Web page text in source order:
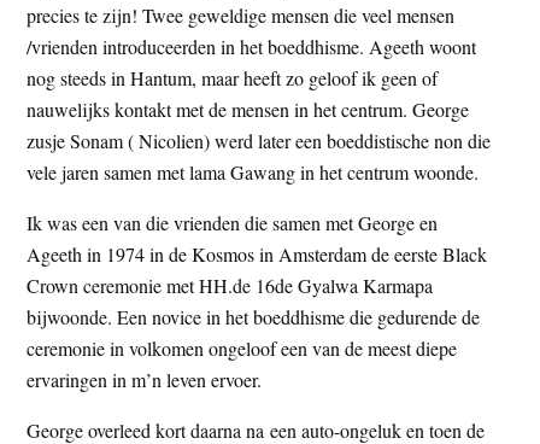
precies te zijn! Twee geweldige mensen die veel mensen
/vrienden introduceerden in het boeddhisme. Ageeth woont
nog steeds in Hantum, maar heeft zo geloof ik geen of
nauwelijks kontakt met de mensen in het centrum. George
zusje Sonam ( Nicolien) werd later een boeddistische non die
vele jaren samen met lama Gawang in het centrum woonde.
Ik was een van die vrienden die samen met George en
Ageeth in 1974 in de Kosmos in Amsterdam de eerste Black
Crown ceremonie met HH.de 16de Gyalwa Karmapa
bijwoonde. Een novice in het boeddhisme die gedurende de
ceremonie in volkomen ongeloof een van de meest diepe
ervaringen in m’n leven ervoer.
George overleed kort daarna na een auto-ongeluk en toen de